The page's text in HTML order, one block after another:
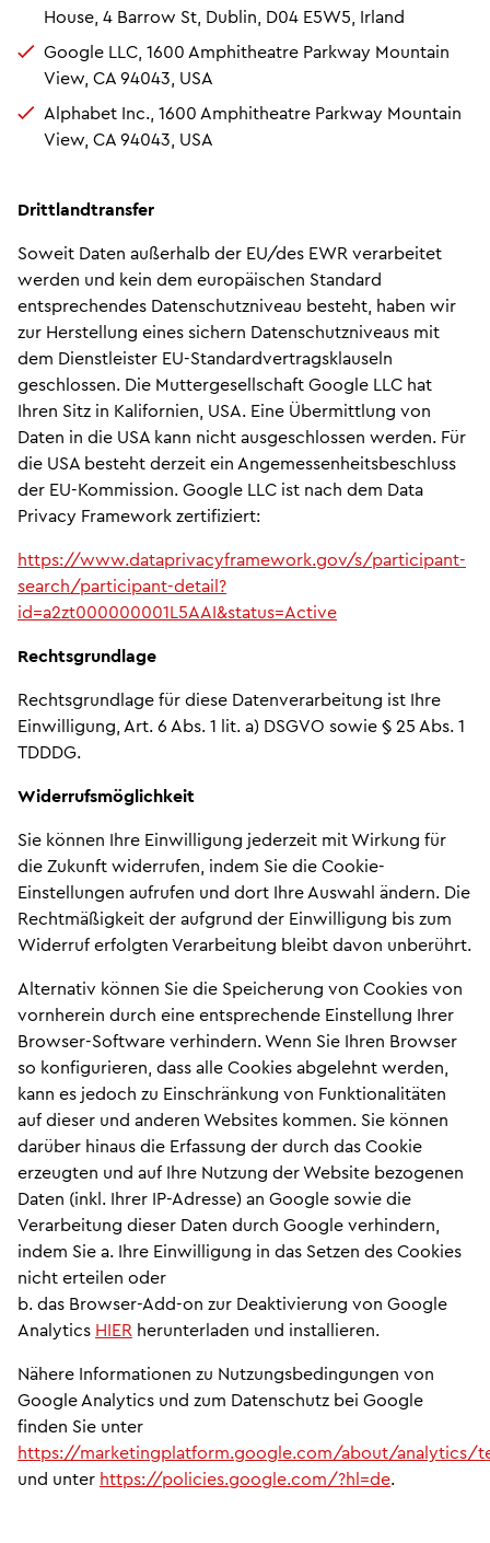
House, 4 Barrow St, Dublin, D04 E5W5, Irland
Google LLC, 1600 Amphitheatre Parkway Mountain
View, CA 94043, USA
Alphabet Inc., 1600 Amphitheatre Parkway Mountain
View, CA 94043, USA
Drittlandtransfer
Soweit Daten außerhalb der EU/des EWR verarbeitet
werden und kein dem europäischen Standard
entsprechendes Datenschutzniveau besteht, haben wir
zur Herstellung eines sichern Datenschutzniveaus mit
dem Dienstleister EU-Standardvertragsklauseln
geschlossen. Die Muttergesellschaft Google LLC hat
Ihren Sitz in Kalifornien, USA. Eine Übermittlung von
Daten in die USA kann nicht ausgeschlossen werden. Für
die USA besteht derzeit ein Angemessenheitsbeschluss
der EU-Kommission. Google LLC ist nach dem Data
Privacy Framework zertifiziert:
https://www.dataprivacyframework.gov/s/participant-
search/participant-detail?
id=a2zt000000001L5AAI&status=Active
Rechtsgrundlage
Rechtsgrundlage für diese Datenverarbeitung ist Ihre
Einwilligung, Art. 6 Abs. 1 lit. a) DSGVO sowie § 25 Abs. 1
TDDDG.
Widerrufsmöglichkeit
Sie können Ihre Einwilligung jederzeit mit Wirkung für
die Zukunft widerrufen, indem Sie die Cookie-
Einstellungen aufrufen und dort Ihre Auswahl ändern. Die
Rechtmäßigkeit der aufgrund der Einwilligung bis zum
Widerruf erfolgten Verarbeitung bleibt davon unberührt.
Alternativ können Sie die Speicherung von Cookies von
vornherein durch eine entsprechende Einstellung Ihrer
Browser-Software verhindern. Wenn Sie Ihren Browser
so konfigurieren, dass alle Cookies abgelehnt werden,
kann es jedoch zu Einschränkung von Funktionalitäten
auf dieser und anderen Websites kommen. Sie können
darüber hinaus die Erfassung der durch das Cookie
erzeugten und auf Ihre Nutzung der Website bezogenen
Daten (inkl. Ihrer IP-Adresse) an Google sowie die
Verarbeitung dieser Daten durch Google verhindern,
indem Sie a. Ihre Einwilligung in das Setzen des Cookies
nicht erteilen oder
b. das Browser-Add-on zur Deaktivierung von Google
Analytics HIER herunterladen und installieren.
Nähere Informationen zu Nutzungsbedingungen von
Google Analytics und zum Datenschutz bei Google
finden Sie unter
https://marketingplatform.google.com/about/analytics/
und unter https://policies.google.com/?hl=de.